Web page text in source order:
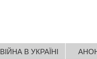
ВІЙНА В УКРАЇНІ